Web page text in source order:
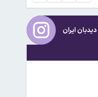
دیدبان ایران